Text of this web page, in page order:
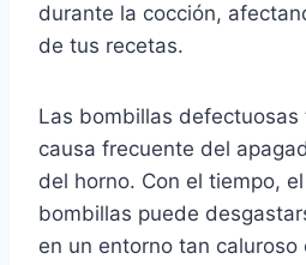
durante la cocción,
de tus recetas.
Las bombillas defectuosas
causa frecuente del
del horno. Con el tiempo,
bombillas puede
en un entorno tan